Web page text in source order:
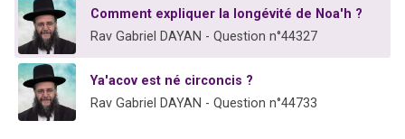
Comment expliquer la longévité de Noa'h ?
Rav Gabriel DAYAN - Question n°44327
Ya'acov est né circoncis ?
Rav Gabriel DAYAN - Question n°44733